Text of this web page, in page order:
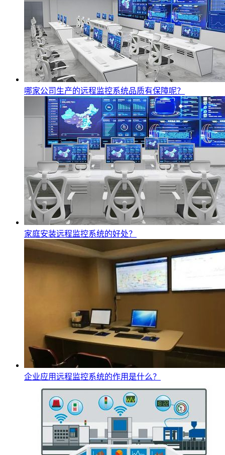
哪家公司生产的远程监控系统品质有保障呢？
家庭安装远程监控系统的好处？
企业应用远程监控系统的作用是什么？